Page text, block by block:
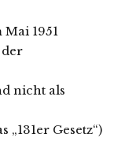
1951
der
nicht als
Gesetz“)